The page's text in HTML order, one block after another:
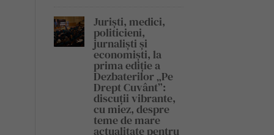
Juriști, medici,
politicieni,
jurnaliști și
economiști, la
prima ediție a
Dezbaterilor „Pe
Drept Cuvânt”:
discuții vibrante,
cu miez, despre
teme de mare
actualitate pentru